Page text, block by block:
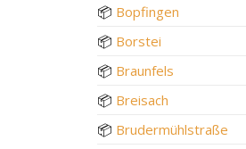
📦 Bopfingen
📦 Borstei
📦 Braunfels
📦 Breisach
📦 Brudermühlstraße